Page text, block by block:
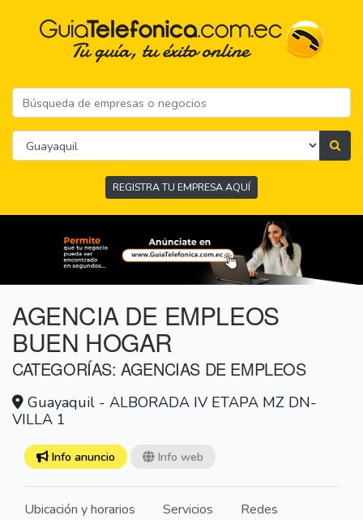
REGISTRA TU EMPRESA AQUÍ
AGENCIA DE EMPLEOS
BUEN HOGAR
CATEGORÍAS: AGENCIAS DE EMPLEOS
Guayaquil - ALBORADA IV ETAPA MZ DN-
VILLA 1
Info anuncio Info web
Ubicación y horarios Servicios
Redes